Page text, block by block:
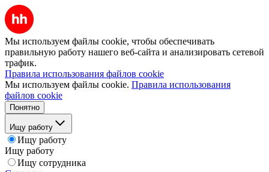
Мы используем файлы cookie, чтобы обеспечивать
правильную работу нашего веб-сайта и анализировать сетевой
трафик.
Правила использования файлов cookie
Мы используем файлы cookie. Правила использования
файлов cookie
Понятно
Ищу работу
Ищу работу
Ищу работу
Ищу сотрудника